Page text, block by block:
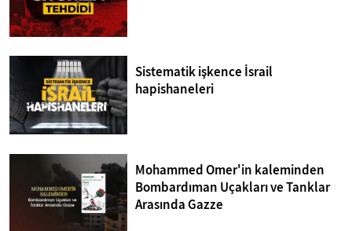
Sistematik işkence İsrail
hapishaneleri
Mohammed Omer'in kaleminden
Bombardıman Uçakları ve Tanklar
Arasında Gazze